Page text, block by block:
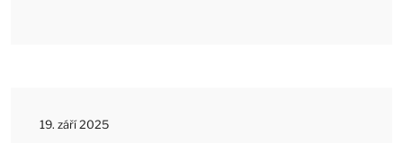
19. září 2025